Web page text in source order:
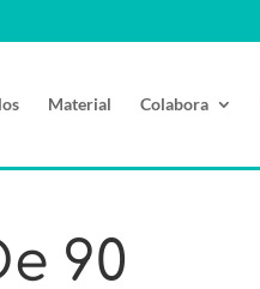
Material Colabora
90